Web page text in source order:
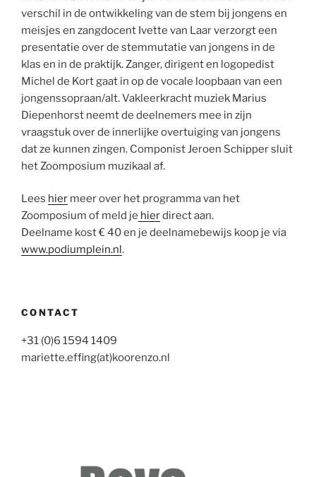
verschil in de ontwikkeling van de stem bij jongens en
meisjes en zangdocent Ivette van Laar verzorgt een
presentatie over de stemmutatie van jongens in de
klas en in de praktijk. Zanger, dirigent en logopedist
Michel de Kort gaat in op de vocale loopbaan van een
jongenssopraan/alt. Vakleerkracht muziek Marius
Diepenhorst neemt de deelnemers mee in zijn
vraagstuk over de innerlijke overtuiging van jongens
dat ze kunnen zingen. Componist Jeroen Schipper sluit
het Zoomposium muzikaal af.
Lees hier meer over het programma van het
Zoomposium of meld je hierdirect aan.
Deelname kost € 40 en je deelnamebewijs koop je via
www.podiumplein.nl.
CONTACT
+31 (0)6 1594 1409
mariette.effing(at)koorenzo.nl